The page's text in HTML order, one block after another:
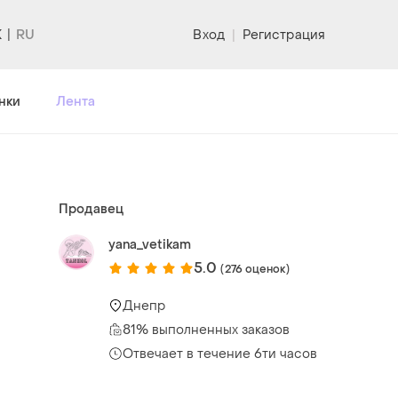
Вход | Регистрация
Лента
Продавец
yana_vetikam
5.0 (276 оценок)
Днепр
81% выполненных заказов
Отвечает в течение 6ти часов